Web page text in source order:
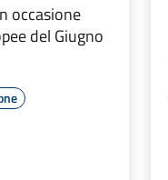
occasione
del Giugno